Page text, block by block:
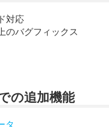
対応
のバグフィックス
の追加機能
タ